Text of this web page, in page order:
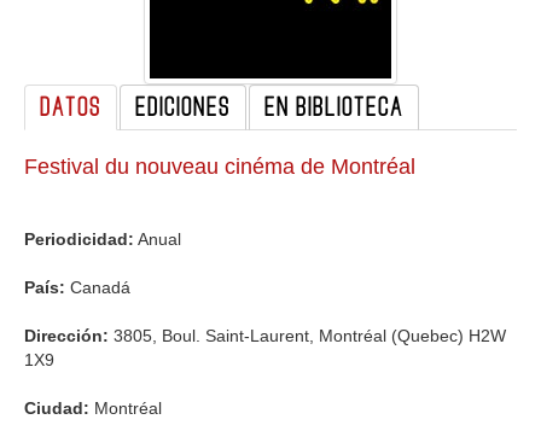
DATOS EDICIONES EN BIBLIOTECA
Festival du nouveau cinéma de Montréal
Periodicidad: Anual
País: Canadá
Dirección: 3805, Boul. Saint-Laurent, Montréal (Quebec) H2W
1X9
Ciudad: Montréal